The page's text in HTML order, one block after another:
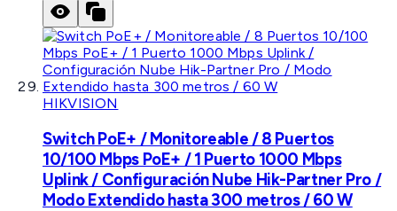
HIKVISION
Switch PoE+ / Monitoreable / 8 Puertos
10/100 Mbps PoE+ / 1 Puerto 1000 Mbps
Uplink / Configuración Nube Hik-Partner Pro /
Modo Extendido hasta 300 metros / 60 W